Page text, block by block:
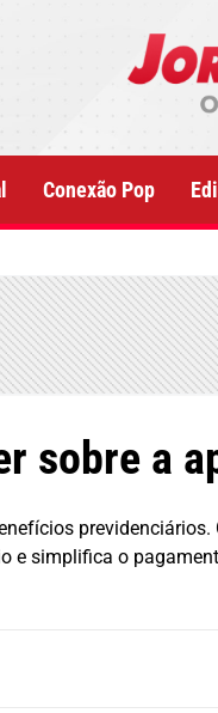
Conexão Pop
sobre a
e simplifica o